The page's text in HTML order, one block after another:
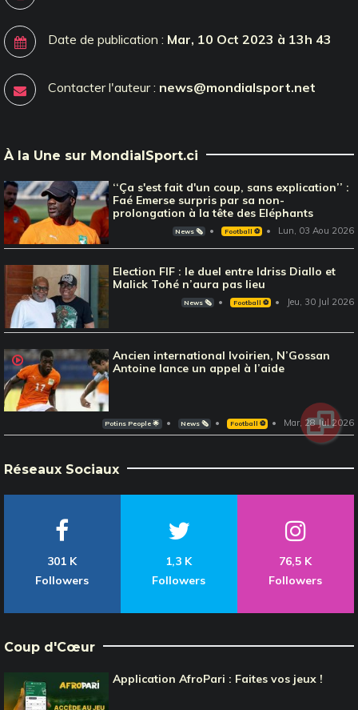
Date de publication : Mar, 10 Oct 2023 à 13h 43
Contacter l'auteur : news@mondialsport.net
À la Une sur MondialSport.ci
‘‘Ça s'est fait d'un coup, sans explication’’ :
Faé Emerse surpris par sa non-
prolongation à la tête des Eléphants
News 🗞️ Football ⚽️ Lun, 03 Aou 2026
Election FIF : le duel entre Idriss Diallo et
Malick Tohé n’aura pas lieu
News 🗞️ Football ⚽️ Jeu, 30 Jul 2026
Ancien international Ivoirien, N’Gossan
Antoine lance un appel à l’aide
Potins People 🌟 News 🗞️ Football ⚽️ Mar, 28 Jul 2026
Réseaux Sociaux
301 K
Followers
1,3 K
Followers
76,5 K
Followers
Coup d'Cœur
Application AfroPari : Faites vos jeux !